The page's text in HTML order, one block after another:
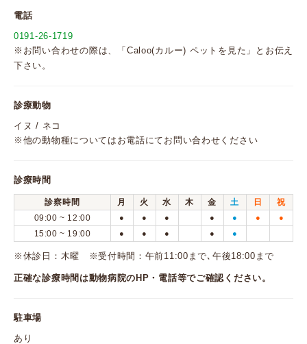
電話
0191-26-1719
※お問い合わせの際は、「Caloo(カルー) ペットを見た」とお伝え
下さい。
診療動物
イヌ / ネコ
※他の動物種についてはお電話にてお問い合わせください
診療時間
診察時間 月 火 水 木 金 土 日
祝
09:00 ~ 12:00
● ● ● ● ● ● ●
15:00 ~ 19:00 ● ● ● ● ●
※休診日：木曜 ※受付時間：午前11:00まで､午後18:00まで
正確な診療時間は動物病院のHP・電話等でご確認ください。
駐車場
あり